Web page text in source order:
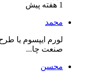
1 هفته پیش
محمد
لورم ایپسوم یا
صنعت چا...
محسن